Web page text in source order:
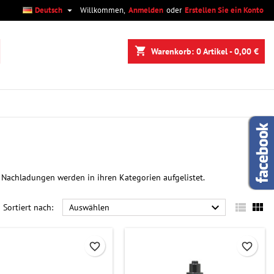
Willkommen, Anmelden oder Erstellen Sie ein Konto
Deutsch 
shopping_cart Warenkorb: 0Artikel - 0,00 €
werden in ihren Kategorien aufgelistet.
Sortiert nach: Auswählen   
favorite_border favorite_border